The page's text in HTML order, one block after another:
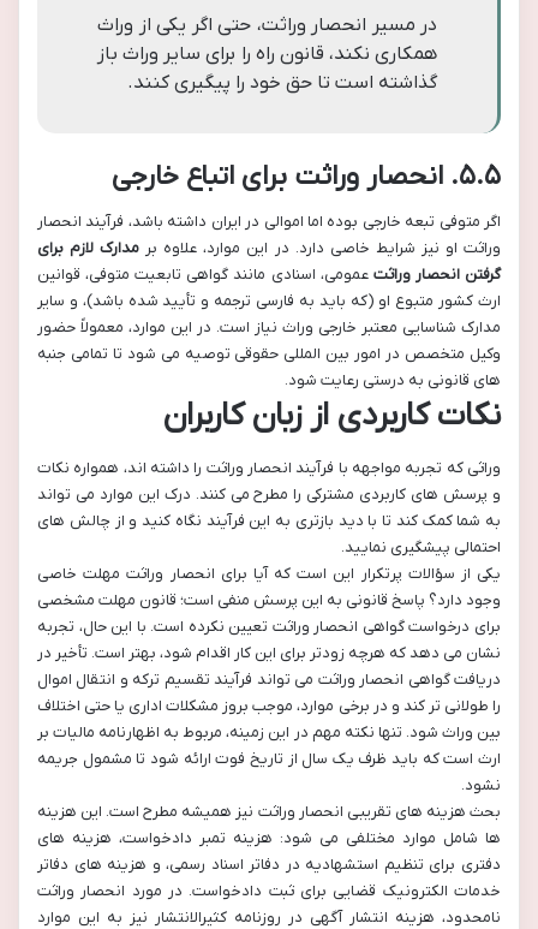
در مسیر انحصار وراثت، حتی اگر یکی از وراث
همکاری نکند، قانون راه را برای سایر وراث باز
گذاشته است تا حق خود را پیگیری کنند.
۵.۵. انحصار وراثت برای اتباع خارجی
اگر متوفی تبعه خارجی بوده اما اموالی در ایران داشته باشد، فرآیند انحصار
وراثت او نیز شرایط خاصی دارد. در این موارد، علاوه بر مدارک لازم برای
گرفتن انحصار وراثت عمومی، اسنادی مانند گواهی تابعیت متوفی، قوانین
ارث کشور متبوع او (که باید به فارسی ترجمه و تأیید شده باشد)، و سایر
مدارک شناسایی معتبر خارجی وراث نیاز است. در این موارد، معمولاً حضور
وکیل متخصص در امور بین المللی حقوقی توصیه می شود تا تمامی جنبه
های قانونی به درستی رعایت شود.
نکات کاربردی از زبان کاربران
وراثی که تجربه مواجهه با فرآیند انحصار وراثت را داشته اند، همواره نکات
و پرسش های کاربردی مشترکی را مطرح می کنند. درک این موارد می تواند
به شما کمک کند تا با دید بازتری به این فرآیند نگاه کنید و از چالش های
احتمالی پیشگیری نمایید.
یکی از سؤالات پرتکرار این است که آیا برای انحصار وراثت مهلت خاصی
وجود دارد؟ پاسخ قانونی به این پرسش منفی است؛ قانون مهلت مشخصی
برای درخواست گواهی انحصار وراثت تعیین نکرده است. با این حال، تجربه
نشان می دهد که هرچه زودتر برای این کار اقدام شود، بهتر است. تأخیر در
دریافت گواهی انحصار وراثت می تواند فرآیند تقسیم ترکه و انتقال اموال
را طولانی تر کند و در برخی موارد، موجب بروز مشکلات اداری یا حتی اختلاف
بین وراث شود. تنها نکته مهم در این زمینه، مربوط به اظهارنامه مالیات بر
ارث است که باید ظرف یک سال از تاریخ فوت ارائه شود تا مشمول جریمه
نشود.
بحث هزینه های تقریبی انحصار وراثت نیز همیشه مطرح است. این هزینه
ها شامل موارد مختلفی می شود: هزینه تمبر دادخواست، هزینه های
دفتری برای تنظیم استشهادیه در دفاتر اسناد رسمی، و هزینه های دفاتر
خدمات الکترونیک قضایی برای ثبت دادخواست. در مورد انحصار وراثت
نامحدود، هزینه انتشار آگهی در روزنامه کثیرالانتشار نیز به این موارد